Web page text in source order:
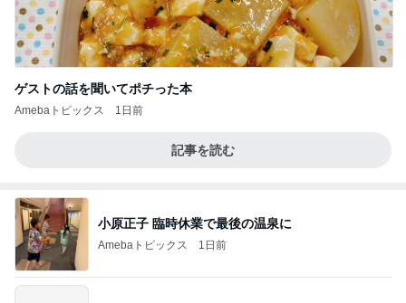
ゲストの話を聞いてポチった本
Amebaトピックス 1日前
記事を読む
小原正子 臨時休業で最後の温泉に
Amebaトピックス 1日前